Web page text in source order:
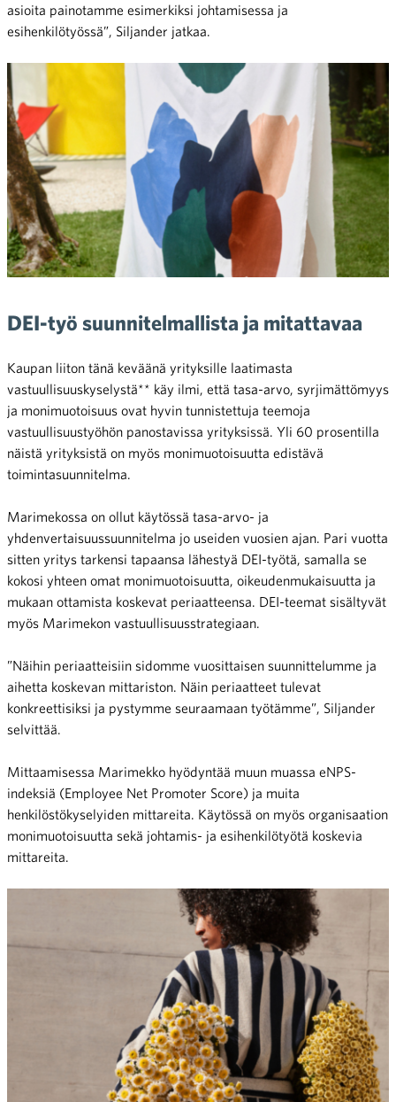
asioita painotamme esimerkiksi johtamisessa ja
esihenkilötyössä”, Siljander jatkaa.
DEI-työ suunnitelmallista ja mitattavaa
Kaupan liiton tänä keväänä yrityksille laatimasta
vastuullisuuskyselystä** käy ilmi, että tasa-arvo, syrjimättömyys
ja monimuotoisuus ovat hyvin tunnistettuja teemoja
vastuullisuustyöhön panostavissa yrityksissä. Yli 60 prosentilla
näistä yrityksistä on myös monimuotoisuutta edistävä
toimintasuunnitelma.
Marimekossa on ollut käytössä tasa-arvo- ja
yhdenvertaisuussuunnitelma jo useiden vuosien ajan. Pari vuotta
sitten yritys tarkensi tapaansa lähestyä DEI-työtä, samalla se
kokosi yhteen omat monimuotoisuutta, oikeudenmukaisuutta ja
mukaan ottamista koskevat periaatteensa. DEI-teemat sisältyvät
myös Marimekon vastuullisuusstrategiaan.
”Näihin periaatteisiin sidomme vuosittaisen suunnittelumme ja
aihetta koskevan mittariston. Näin periaatteet tulevat
konkreettisiksi ja pystymme seuraamaan työtämme”, Siljander
selvittää.
Mittaamisessa Marimekko hyödyntää muun muassa eNPS-
indeksiä (Employee Net Promoter Score) ja muita
henkilöstökyselyiden mittareita. Käytössä on myös organisaation
monimuotoisuutta sekä johtamis- ja esihenkilötyötä koskevia
mittareita.